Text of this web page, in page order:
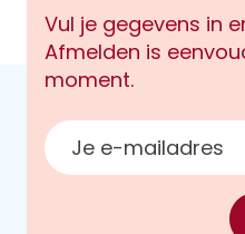
Vul je gegevens in
Afmelden is
moment.
E-mailadres